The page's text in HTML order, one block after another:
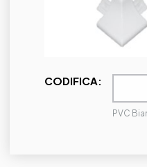
CODIFICA:
PVC